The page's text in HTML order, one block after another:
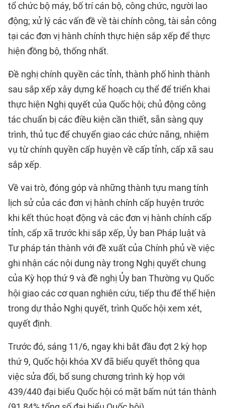
tổ chức bộ máy, bố trí cán bộ, công chức, người lao
động; xử lý các vấn đề về tài chính công, tài sản công
tại các đơn vị hành chính thực hiện sắp xếp để thực
hiện đồng bộ, thống nhất.
Đề nghị chính quyền các tỉnh, thành phố hình thành
sau sắp xếp xây dựng kế hoạch cụ thể để triển khai
thực hiện Nghị quyết của Quốc hội; chủ động công
tác chuẩn bị các điều kiện cần thiết, sẵn sàng quy
trình, thủ tục để chuyển giao các chức năng, nhiệm
vụ từ chính quyền cấp huyện về cấp tỉnh, cấp xã sau
sắp xếp.
Về vai trò, đóng góp và những thành tựu mang tính
lịch sử của các đơn vị hành chính cấp huyện trước
khi kết thúc hoạt động và các đơn vị hành chính cấp
tỉnh, cấp xã trước khi sắp xếp, Ủy ban Pháp luật và
Tư pháp tán thành với đề xuất của Chính phủ về việc
ghi nhận các nội dung này trong Nghị quyết chung
của Kỳ họp thứ 9 và đề nghị Ủy ban Thường vụ Quốc
hội giao các cơ quan nghiên cứu, tiếp thu để thể hiện
trong dự thảo Nghị quyết, trình Quốc hội xem xét,
quyết định.
Trước đó, sáng 11/6, ngay khi bắt đầu đợt 2 kỳ họp
thứ 9, Quốc hội khóa XV đã biểu quyết thông qua
việc sửa đổi, bổ sung chương trình kỳ họp với
439/440 đại biểu Quốc hội có mặt bấm nút tán thành